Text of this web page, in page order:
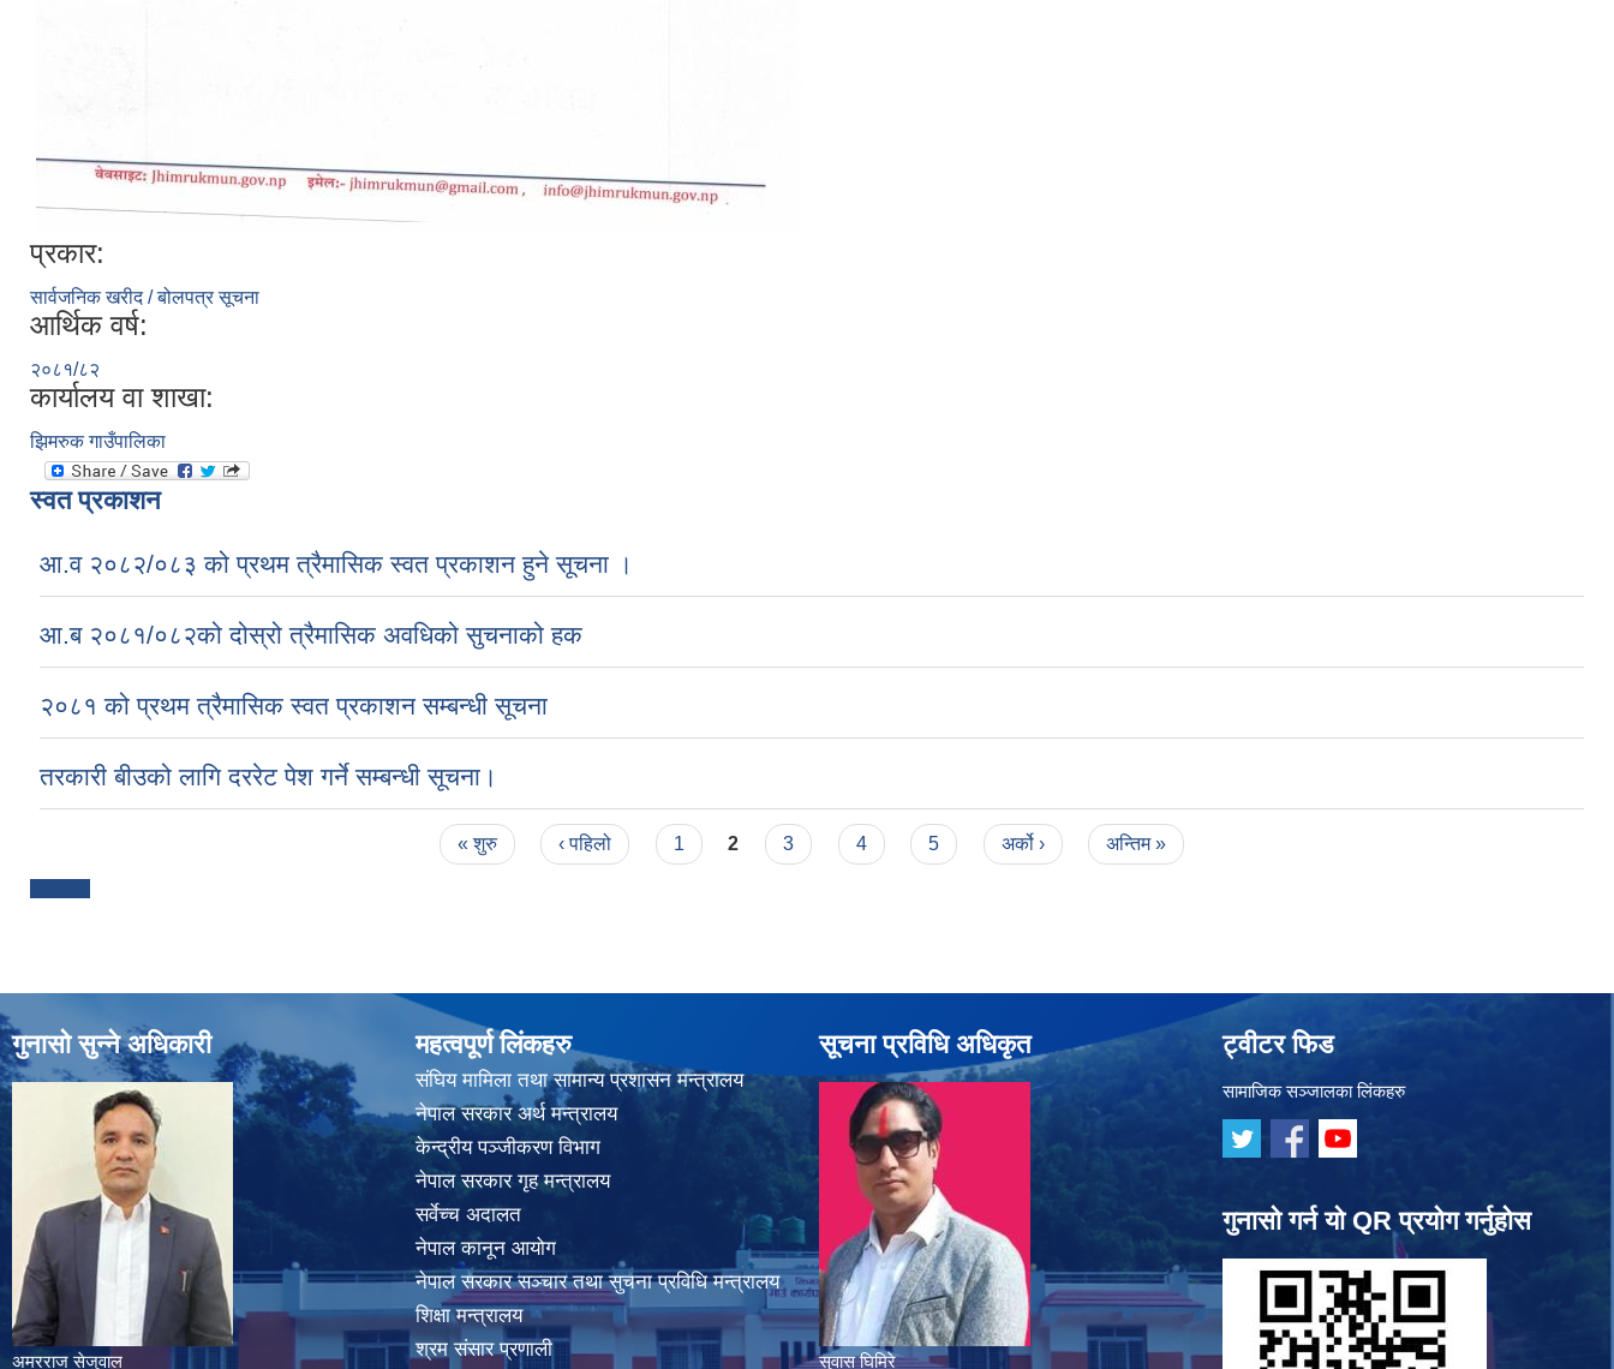
प्रकार:
सार्वजनिक खरीद / बोलपत्र सूचना
आर्थिक वर्ष:
२०८१/८२
कार्यालय वा शाखा:
झिमरुक गाउँपालिका
स्वत प्रकाशन
आ.व २०८२/०८३ को प्रथम त्रैमासिक स्वत प्रकाशन हुने सूचना ।
आ.ब २०८१/०८२को दोस्रो त्रैमासिक अवधिको सुचनाको हक
२०८१ को प्रथम त्रैमासिक स्वत प्रकाशन सम्बन्धी सूचना
तरकारी बीउको लागि दररेट पेश गर्ने सम्बन्धी सूचना।
« शुरु ‹ पहिलो 1 2 3 4 5 अर्को › अन्तिम »
गुनासो सुन्ने अधिकारी
अमरराज सेजुवाल
महत्वपूर्ण लिंकहरु
संघिय मामिला तथा सामान्य प्रशासन मन्त्रालय
नेपाल सरकार अर्थ मन्त्रालय
केन्द्रीय पञ्जीकरण विभाग
नेपाल सरकार गृह मन्त्रालय
सर्वेच्च अदालत
नेपाल कानून आयोग
नेपाल सरकार सञ्चार तथा सुचना प्रविधि मन्त्रालय
शिक्षा मन्त्रालय
श्रम संसार प्रणाली
सूचना प्रविधि अधिकृत
सुवास घिमिरे
ट्वीटर फिड
सामाजिक सञ्जालका लिंकहरु
गुनासो गर्न यो QR प्रयोग गर्नुहोस